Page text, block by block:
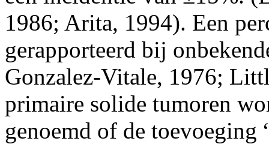
1986; Arita, 1994). Een
gerapporteerd bij
Gonzalez-Vitale, 1976;
primaire solide tumoren
genoemd of de toevoeging